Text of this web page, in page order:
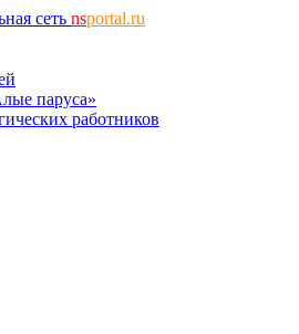
сеть nsportal.ru
паруса»
работников